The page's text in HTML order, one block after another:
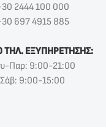
2444 100 000
697 4915 885
ΤΗΛ. ΕΞΥΠΗΡΕΤΗΣΗΣ:
Παρ: 9:00-21:00
Σάβ: 9:00-15:00